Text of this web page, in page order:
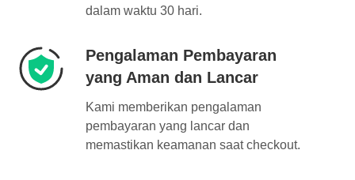
dalam waktu 30 hari.
Pengalaman Pembayaran
yang Aman dan Lancar
Kami memberikan pengalaman
pembayaran yang lancar dan
memastikan keamanan saat checkout.